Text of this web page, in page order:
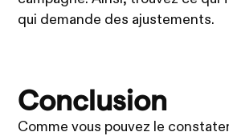
qui demande des ajustements.
Conclusion
Comme vous pouvez le